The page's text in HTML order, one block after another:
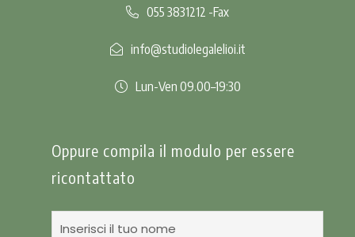
055 3831212 -Fax
info@studiolegalelioi.it
Lun-Ven 09.00–19:30
Oppure compila il modulo per essere
ricontattato